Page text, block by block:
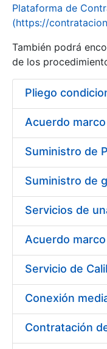
Show/Hide
Plataforma de
(https://
También podrá
de los